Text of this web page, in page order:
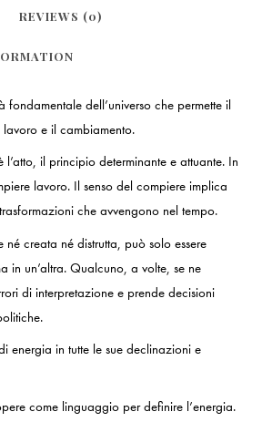
REVIEWS (0)
fondamentale dell’universo che permette il
e il cambiamento.
l’atto, il principio determinante e attuante. In
lavoro. Il senso del compiere implica
che avvengono nel tempo.
né creata né distrutta, può solo essere
in un’altra. Qualcuno, a volte, se ne
di interpretazione e prende decisioni
energia in tutte le sue declinazioni e
come linguaggio per definire l’energia.